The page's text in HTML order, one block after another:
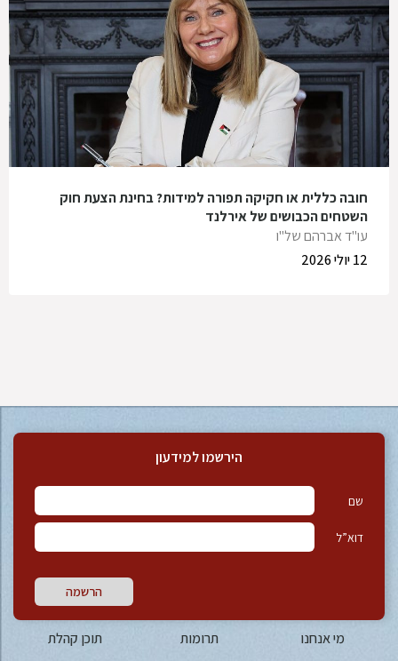
חובה כללית או חקיקה תפורה למידות? בחינת הצעת חוק
השטחים הכבושים של אירלנד
עו"ד אברהם של"ו
12 יולי 2026
הירשמו למידעון
שם
דוא”ל
הרשמה
מי אנחנו תרומות
תוכן קהלת